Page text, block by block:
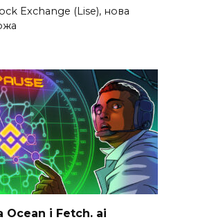
Exchange (Lise), нова
Ocean і Fetch. ai